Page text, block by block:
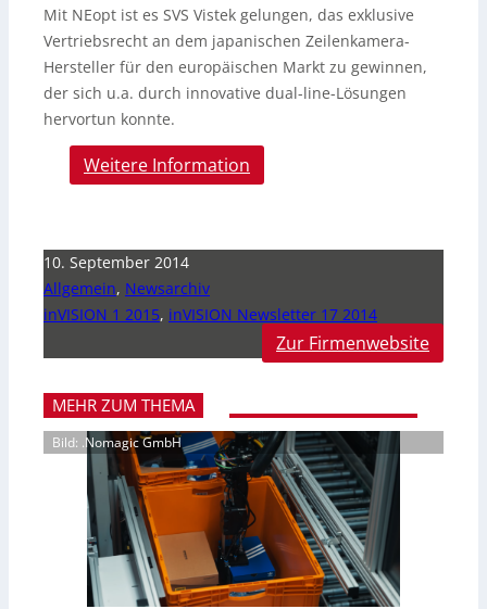
Mit NEopt ist es SVS Vistek gelungen, das exklusive
Vertriebsrecht an dem japanischen Zeilenkamera-
Hersteller für den europäischen Markt zu gewinnen,
der sich u.a. durch innovative dual-line-Lösungen
hervortun konnte.
Weitere Information
10. September 2014
Allgemein, Newsarchiv
inVISION 1 2015, inVISION Newsletter 17 2014
Zur Firmenwebsite
MEHR ZUM THEMA
Bild: .Nomagic GmbH